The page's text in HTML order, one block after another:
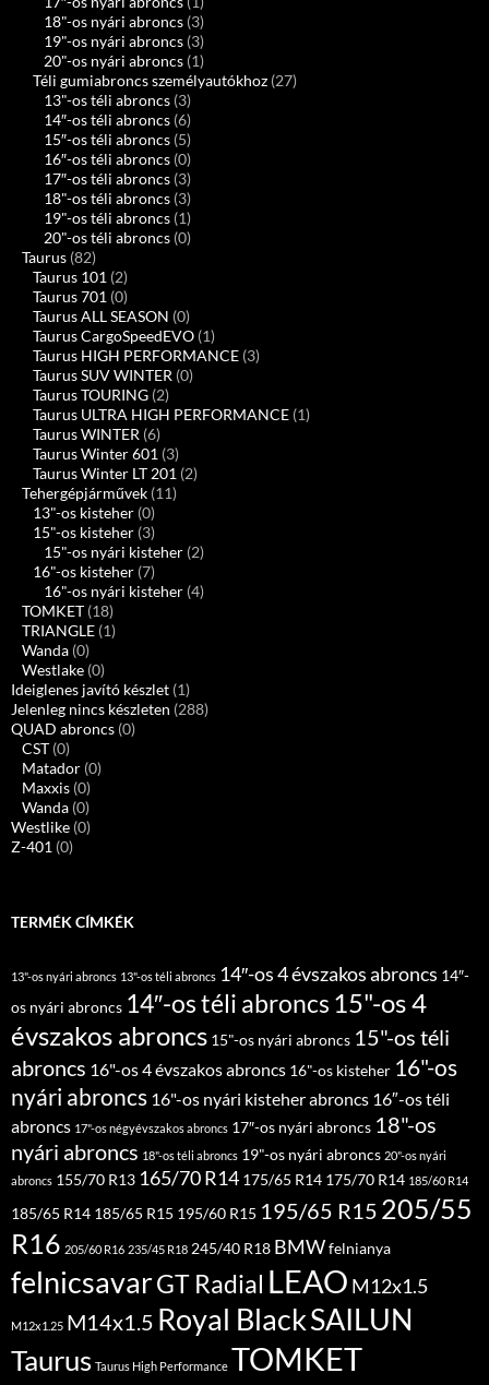
18"-os nyári abroncs (3)
19"-os nyári abroncs (3)
20"-os nyári abroncs (1)
Téli gumiabroncs személyautókhoz (27)
13"-os téli abroncs (3)
14″-os téli abroncs (6)
15″-os téli abroncs (5)
16″-os téli abroncs (0)
17″-os téli abroncs (3)
18"-os téli abroncs (3)
19"-os téli abroncs (1)
20"-os téli abroncs (0)
Taurus (82)
Taurus 101 (2)
Taurus 701 (0)
Taurus ALL SEASON (0)
Taurus CargoSpeedEVO (1)
Taurus HIGH PERFORMANCE (3)
Taurus SUV WINTER (0)
Taurus TOURING (2)
Taurus ULTRA HIGH PERFORMANCE (1)
Taurus WINTER (6)
Taurus Winter 601 (3)
Taurus Winter LT 201 (2)
Tehergépjárművek (11)
13"-os kisteher (0)
15"-os kisteher (3)
15"-os nyári kisteher (2)
16"-os kisteher (7)
16"-os nyári kisteher (4)
TOMKET (18)
TRIANGLE (1)
Wanda (0)
Westlake (0)
Ideiglenes javító készlet (1)
Jelenleg nincs készleten (288)
QUAD abroncs (0)
CST (0)
Matador (0)
Maxxis (0)
Wanda (0)
Westlike (0)
Z-401 (0)
TERMÉK CÍMKÉK
13"-os nyári abroncs 13"-os téli abroncs 14″-os 4 évszakos abroncs 14″-
os nyári abroncs 14″-os téli abroncs 15"-os 4
évszakos abroncs 15"-os nyári abroncs 15"-os téli
abroncs 16"-os 4 évszakos abroncs 16"-os kisteher 16"-os
nyári abroncs 16"-os nyári kisteher abroncs 16″-os téli
abroncs 17"-os négyévszakos abroncs 17″-os nyári abroncs 18"-os
nyári abroncs 18"-os téli abroncs 19"-os nyári abroncs 20"-os nyári
abroncs 155/70 R13 165/70 R14 175/65 R14 175/70 R14 185/60 R14
185/65 R14 185/65 R15 195/60 R15 195/65 R15 205/55
R16 205/60 R16 235/45 R18 245/40 R18 BMWfelnianya
felnicsavarGT Radial LEAO M12x1.5
M12x1.25 M14x1.5 Royal BlackSAILUN
Taurus Taurus High Performance TOMKET